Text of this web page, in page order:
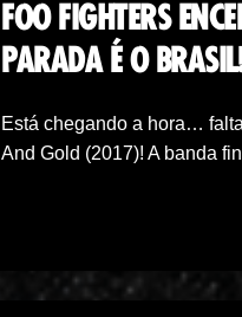
FOO FIGHTERS
PARADA É O
Está chegando a hora…
And Gold (2017)! A banda